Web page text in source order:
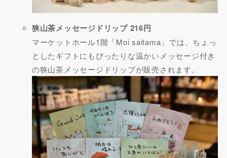
狭山茶メッセージドリップ 216円
マーケットホール1階「Moi saitama」では、ちょっ
としたギフトにもぴったりな温かいメッセージ付き
の狭山茶メッセージドリップが販売されます。